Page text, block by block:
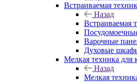
Встраиваемая
Назад
Встраиваемая
Варочные
Духовые
Мелкая техника для
Назад
Мелкая